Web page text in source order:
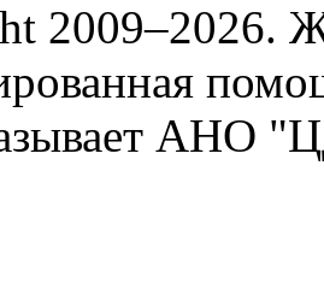
2009–2026.
АНО